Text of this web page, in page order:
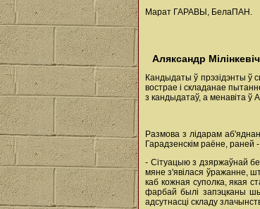
Марат ГАРАВЫ, БелаПАН.
Аляксандр
Кандыдаты ў прэзідэнты ў
вострае і складанае
з кандыдатаў, а менавіта ў
Размова з лідарам
Гарадзенскім раёне,
- Сітуацыю з дзяржаўнай
мяне з'явілася ўражанне,
каб кожная суполка, якая
фарбай былі запэцканы
адсутнасці складу